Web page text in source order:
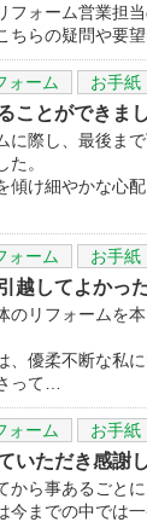
フォーム営業担
ちらの疑問や要
ォーム お手紙
ことができま
に際し、最後ま
。
傾け細やかな心
ォーム お手紙
越してよかっ
のリフォームを
、優柔不断な私
って…
ォーム お手紙
いただき感謝
から事あるごと
今までの中では